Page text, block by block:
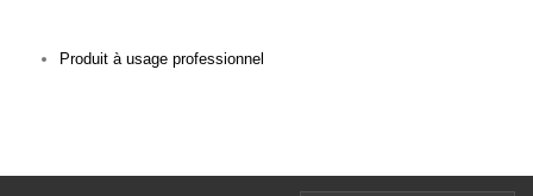
Produit à usage professionnel